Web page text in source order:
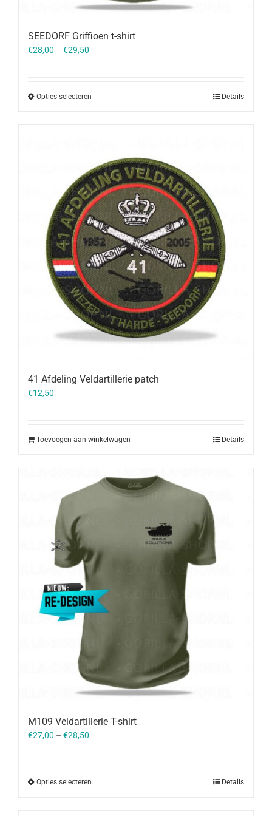
SEEDORF Griffioen t-shirt
€28,00 – €29,50
Opties selecteren Details
41 Afdeling Veldartillerie patch
€12,50
Toevoegen aan winkelwagen Details
M109 Veldartillerie T-shirt
€27,00 – €28,50
Opties selecteren Details